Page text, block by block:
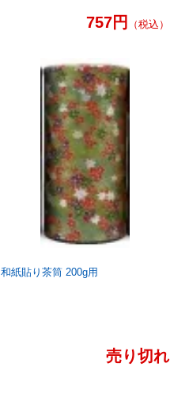
757円 （税込）
和紙貼り茶筒 200g用
売り切れ